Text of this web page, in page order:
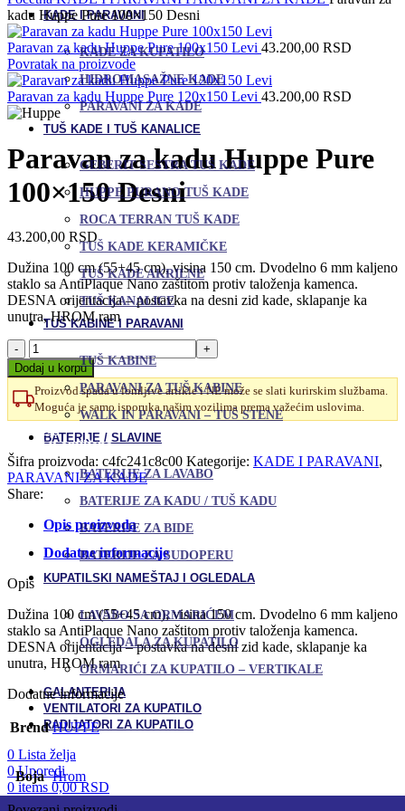
KADE I PARAVANI
KADE ZA KUPATILO
HIDROMASAŽNE KADE
PARAVANI ZA KADE
TUŠ KADE I TUŠ KANALICE
GEBERIT SESTRA TUŠ KADE
HUPPE PURANO TUŠ KADE
ROCA TERRAN TUŠ KADE
TUŠ KADE KERAMIČKE
TUŠ KADE AKRILNE
TUŠ KANALICE
TUŠ KABINE I PARAVANI
TUŠ KABINE
PARAVANI ZA TUŠ KABINE
WALK IN PARAVANI – TUŠ STENE
BATERIJE / SLAVINE
BATERIJE ZA LAVABO
BATERIJE ZA KADU / TUŠ KADU
BATERIJE ZA BIDE
BATERIJE ZA SUDOPERU
KUPATILSKI NAMEŠTAJ I OGLEDALA
LAVABO SA ORMARIĆEM
OGLEDALA ZA KUPATILO
ORMARIĆI ZA KUPATILO – VERTIKALE
GALANTERIJA
VENTILATORI ZA KUPATILO
RADIJATORI ZA KUPATILO
0 Lista želja
0 Uporedi
0 items 0,00RSD
kadu Huppe Pure 100×150 Desni
Paravan za kadu Huppe Pure 100x150 Levi 43.200,00 RSD
Povratak na proizvode
Paravan za kadu Huppe Pure 120x150 Levi 43.200,00 RSD
Paravan za kadu Huppe Pure
100×150 Desni
43.200,00 RSD
Dužina 100 cm (55+45 cm), visina 150 cm. Dvodelno 6 mm kaljeno
staklo sa AntiPlaque Nano zaštitom protiv taloženja kamenca.
DESNA orijentacija – postavka na desni zid kade, sklapanje ka
unutra, HROM ram
Paravan
za
kadu
Huppe
Pure
Desni
količina
Dodaj u korpu
Proizvod spada u lomljive artikle i NE može se slati kurirskim službama.
Moguća je samo isporuka našim vozilima prema važećim uslovima.
Dodaj u omiljene
Šifra proizvoda: c4fc241c8c00 Kategorije: KADE I PARAVANI,
PARAVANI ZA KADE
Share:
Opis proizvoda
Dodatne informacije
Opis
Dužina 100 cm (55+45 cm), visina 150 cm. Dvodelno 6 mm kaljeno
staklo sa AntiPlaque Nano zaštitom protiv taloženja kamenca.
DESNA orijentacija – postavka na desni zid kade, sklapanje ka
unutra, HROM ram
Dodatne informacije
Brend HUPPE
Boja Hrom